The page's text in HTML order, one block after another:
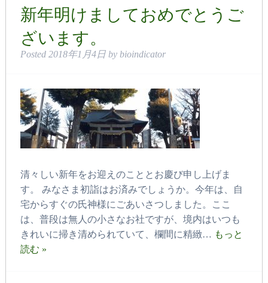
新年明けましておめでとうご
ざいます。
Posted 2018年1月4日 by bioindicator
清々しい新年をお迎えのこととお慶び申し上げま
す。 みなさま初詣はお済みでしょうか。今年は、自
宅からすぐの氏神様にごあいさつしました。ここ
は、普段は無人の小さなお社ですが、境内はいつも
きれいに掃き清められていて、欄間に精緻… もっと
読む »